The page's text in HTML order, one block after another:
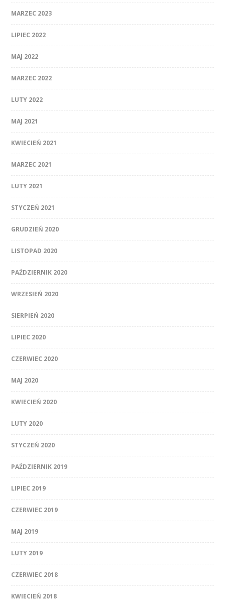
MARZEC 2023
LIPIEC 2022
MAJ 2022
MARZEC 2022
LUTY 2022
MAJ 2021
KWIECIEŃ 2021
MARZEC 2021
LUTY 2021
STYCZEŃ 2021
GRUDZIEŃ 2020
LISTOPAD 2020
PAŹDZIERNIK 2020
WRZESIEŃ 2020
SIERPIEŃ 2020
LIPIEC 2020
CZERWIEC 2020
MAJ 2020
KWIECIEŃ 2020
LUTY 2020
STYCZEŃ 2020
PAŹDZIERNIK 2019
LIPIEC 2019
CZERWIEC 2019
MAJ 2019
LUTY 2019
CZERWIEC 2018
KWIECIEŃ 2018